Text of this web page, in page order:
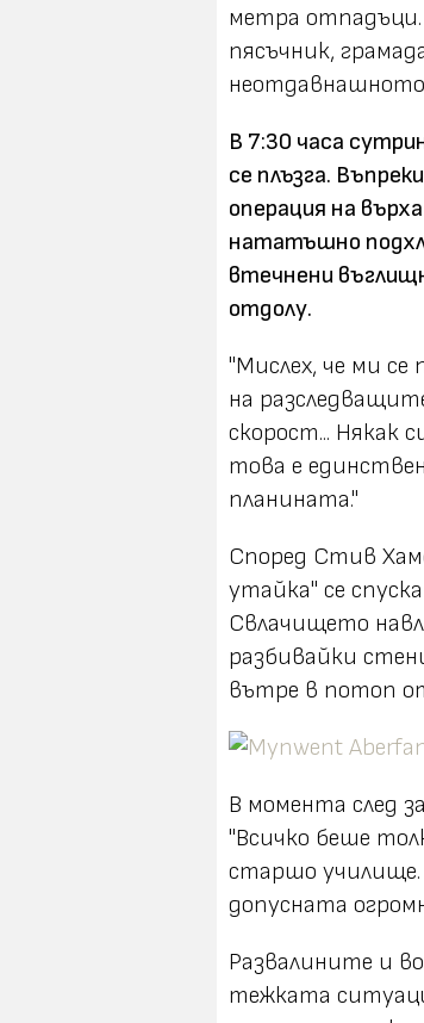
метра отпадъци.
пясъчник,
неотдавнашното
В 7:30 часа
се плъзга.
операция на
нататъшно
втечнени
отдолу.
"Мислех, че ми
на
скорост... Някак
това е
планината."
Според Стив
утайка" се
Свлачището
разбивайки
вътре в потоп
В момента след
"Всичко беше
старшо училище.
допусната
Развалините и
тежката